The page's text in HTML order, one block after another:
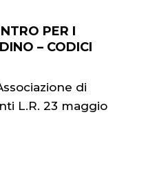
PER I
– CODICI
di
L.R. 23 maggio